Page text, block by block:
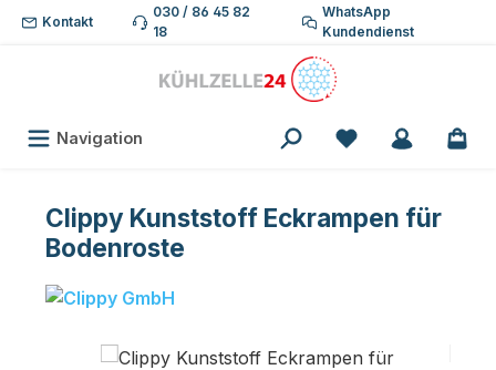
Zum Hauptinhalt springen
Kontakt
030 / 86 45 82
18
WhatsApp
Kundendienst
Navigation Du hast 0
Clippy Kunststoff Eckrampen für
Bodenroste
Bildergalerie überspringen